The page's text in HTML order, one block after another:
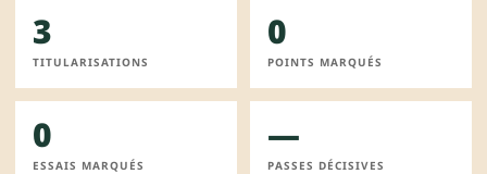
3
TITULARISATIONS
0
POINTS MARQUÉS
0
ESSAIS MARQUÉS
—
PASSES DÉCISIVES